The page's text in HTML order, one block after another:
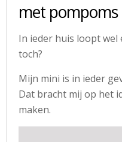
met pompoms
In ieder huis loopt
toch?
Mijn mini is in ieder
Dat bracht mij op het
maken.